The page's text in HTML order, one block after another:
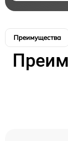
Преимущества